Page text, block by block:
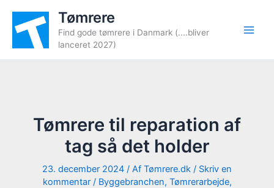
indholdet
Tømrere
Find gode tømrere i Danmark (....bliver
lanceret 2027)
Tømrere til reparation af
tag så det holder
23. december 2024 / Af Tømrere.dk / Skriv en
kommentar / Byggebranchen, Tømrerarbejde,